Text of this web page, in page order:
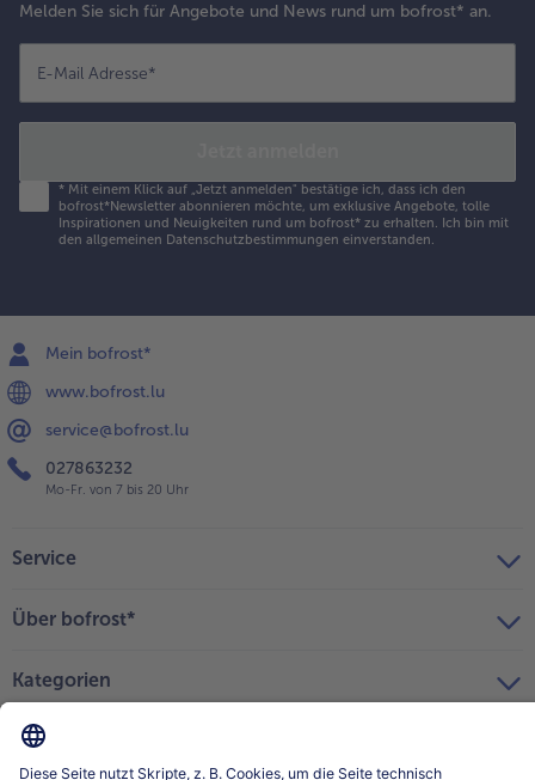
Melden Sie sich für Angebote und News rund um bofrost* an.
E-Mail Adresse*
* Mit einem Klick auf „Jetzt anmelden" bestätige ich, dass ich den
bofrost*Newsletter abonnieren möchte, um exklusive Angebote, tolle
Inspirationen und Neuigkeiten rund um bofrost* zu erhalten. Ich bin mit
den allgemeinen Datenschutzbestimmungen einverstanden.
Mein bofrost*
www.bofrost.lu
service@bofrost.lu
027863232
Mo-Fr. von 7 bis 20 Uhr
Service
Über bofrost*
Kategorien